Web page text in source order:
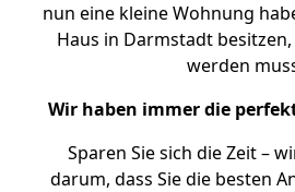
nun eine kleine Wohnung
Haus in Darmstadt
werden
Wir haben immer die
Sparen Sie sich die Zeit –
darum, dass Sie die besten